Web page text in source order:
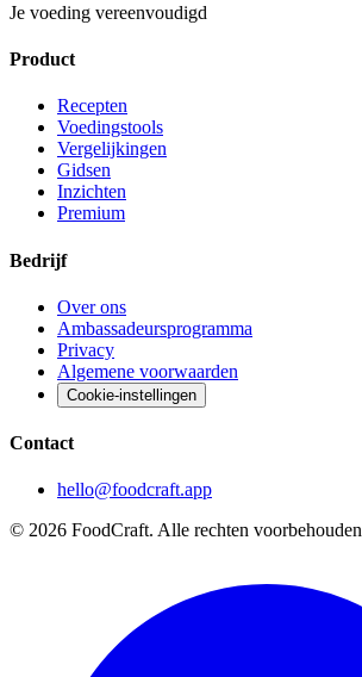
Je voeding vereenvoudigd
Product
Recepten
Voedingstools
Vergelijkingen
Gidsen
Inzichten
Premium
Bedrijf
Over ons
Ambassadeursprogramma
Privacy
Algemene voorwaarden
Cookie-instellingen
Contact
hello@foodcraft.app
© 2026 FoodCraft. Alle rechten voorbehouden